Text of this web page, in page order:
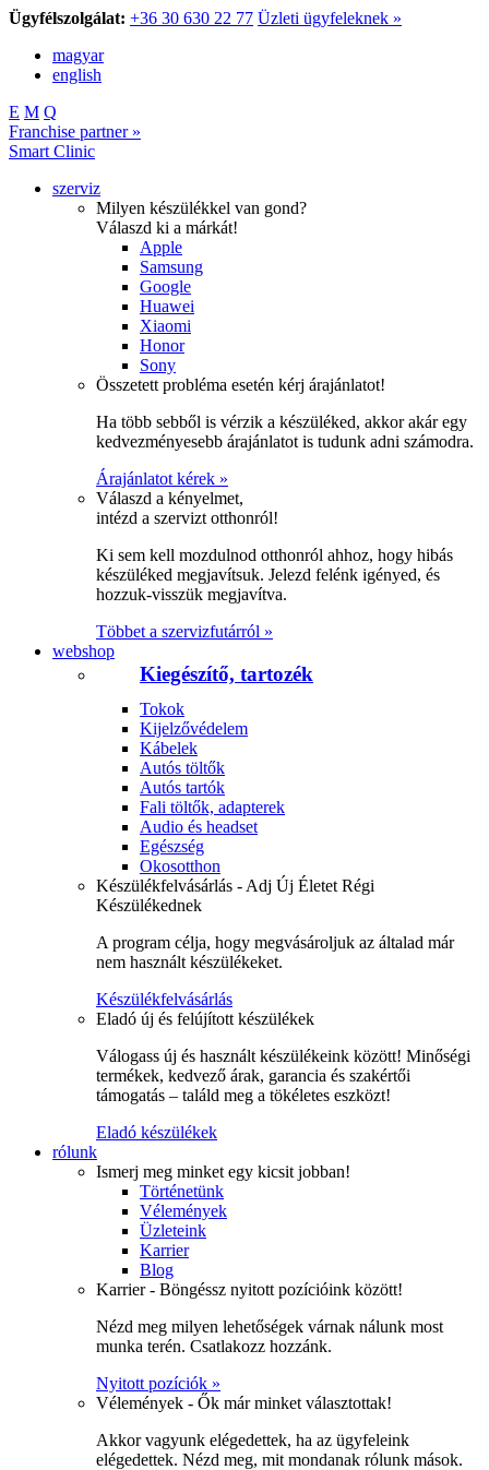
Ügyfélszolgálat: +36 30 630 22 77 Üzleti ügyfeleknek »
magyar
english
E M Q
Franchise partner »
Smart Clinic
szerviz
Milyen készülékkel van gond?
Válaszd ki a márkát!
Apple
Samsung
Google
Huawei
Xiaomi
Honor
Sony
Összetett probléma esetén kérj árajánlatot!
Ha több sebből is vérzik a készüléked, akkor akár egy
kedvezményesebb árajánlatot is tudunk adni számodra.
Árajánlatot kérek »
Válaszd a kényelmet,
intézd a szervizt otthonról!
Ki sem kell mozdulnod otthonról ahhoz, hogy hibás
készüléked megjavítsuk. Jelezd felénk igényed, és
hozzuk-visszük megjavítva.
Többet a szervizfutárról »
webshop
Kiegészítő, tartozék
Tokok
Kijelzővédelem
Kábelek
Autós töltők
Autós tartók
Fali töltők, adapterek
Audio és headset
Egészség
Okosotthon
Készülékfelvásárlás - Adj Új Életet Régi
Készülékednek
A program célja, hogy megvásároljuk az általad már
nem használt készülékeket.
Készülékfelvásárlás
Eladó új és felújított készülékek
Válogass új és használt készülékeink között! Minőségi
termékek, kedvező árak, garancia és szakértői
támogatás – találd meg a tökéletes eszközt!
Eladó készülékek
rólunk
Ismerj meg minket egy kicsit jobban!
Történetünk
Vélemények
Üzleteink
Karrier
Blog
Karrier - Böngéssz nyitott pozícióink között!
Nézd meg milyen lehetőségek várnak nálunk most
munka terén. Csatlakozz hozzánk.
Nyitott pozíciók »
Vélemények - Ők már minket választottak!
Akkor vagyunk elégedettek, ha az ügyfeleink
elégedettek. Nézd meg, mit mondanak rólunk mások.